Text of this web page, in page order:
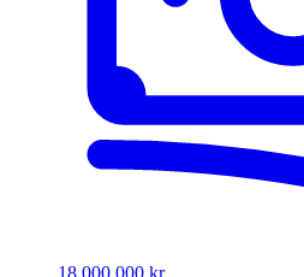
18 000 000 kr